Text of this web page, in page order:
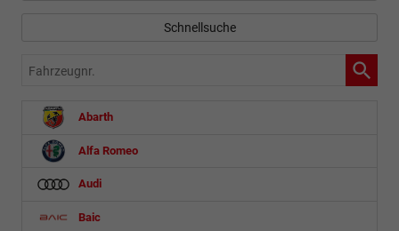
Schnellsuche
Fahrzeugnr.
Abarth
Alfa Romeo
Audi
Baic